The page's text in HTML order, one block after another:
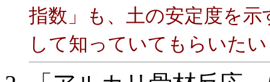
指数」も、土の安定度を
して知っていてもらいた